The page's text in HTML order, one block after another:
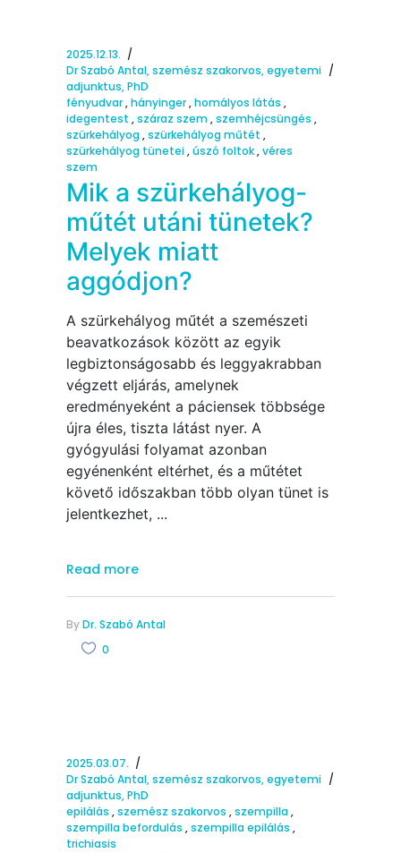
2025.12.13.
Dr Szabó Antal, szemész szakorvos, egyetemi
adjunktus, PhD
fényudvar,hányinger,homályos látás ,
idegentest ,száraz szem,szemhéjcsüngés ,
szürkehályog,szürkehályog műtét ,
szürkehályog tünetei,úszó foltok,véres
szem
Mik a szürkehályog-
műtét utáni tünetek?
Melyek miatt
aggódjon?
A szürkehályog műtét a szemészeti
beavatkozások között az egyik
legbiztonságosabb és leggyakrabban
végzett eljárás, amelynek
eredményeként a páciensek többsége
újra éles, tiszta látást nyer. A
gyógyulási folyamat azonban
egyénenként eltérhet, és a műtétet
követő időszakban több olyan tünet is
jelentkezhet,
Read more
ByDr. Szabó Antal
0
2025.03.07.
Dr Szabó Antal, szemész szakorvos, egyetemi
adjunktus, PhD
epilálás ,szemész szakorvos ,szempilla,
szempilla befordulás ,szempilla epilálás ,
trichiasis